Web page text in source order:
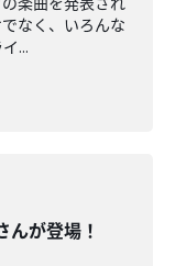
なく、いろんな
...
んが登場！